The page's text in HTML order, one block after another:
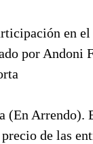
en
por Andoni
(En Arrendo).
de las